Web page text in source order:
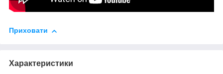
Приховати
Характеристики